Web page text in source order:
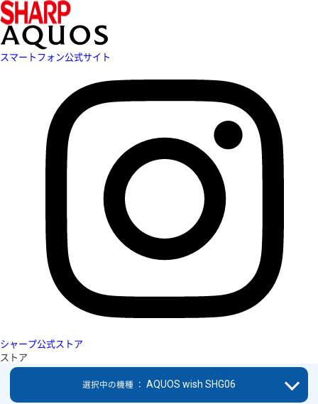
スマートフォン公式サイト
シャープ公式ストア
ストア
選択中の機種 ： AQUOS wish SHG06